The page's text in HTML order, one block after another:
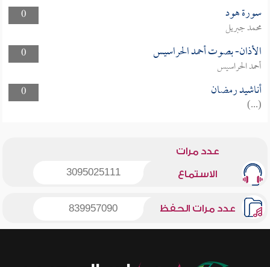
0
سورة هود
محمد جبريل
0
الأذان- بصوت أحمد الحراسيس
أحمد الحراسيس
0
أناشيد رمضان
(...)
عدد مرات
الاستماع 3095025111
عدد مرات الحفظ 839957090